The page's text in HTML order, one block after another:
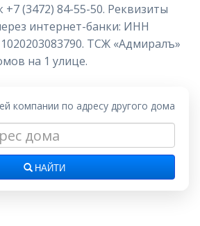
+7 (3472) 84-55-50. Реквизиты
интернет-банки: ИНН
ТСЖ «Адмиралъ»
на 1 улице.
компании по адресу другого дома
НАЙТИ